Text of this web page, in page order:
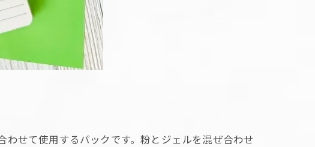
せて使用するパックです。粉とジェルを混ぜ合わせ